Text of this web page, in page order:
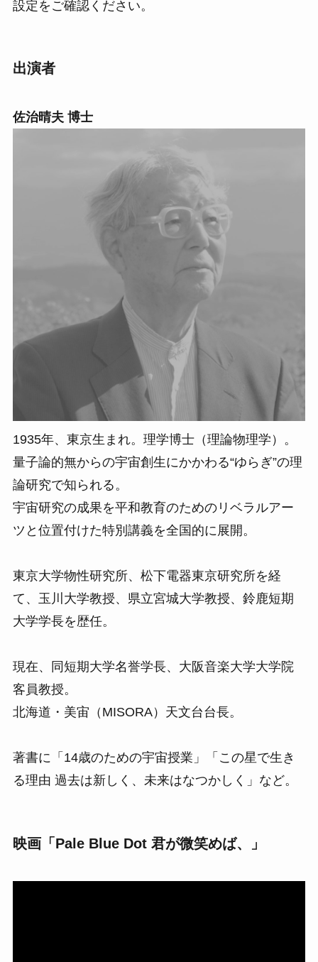
設定をご確認ください。
出演者
佐治晴夫 博士
1935年、東京生まれ。理学博士（理論物理学）。
量子論的無からの宇宙創生にかかわる“ゆらぎ”の理
論研究で知られる。
宇宙研究の成果を平和教育のためのリベラルアー
ツと位置付けた特別講義を全国的に展開。
東京大学物性研究所、松下電器東京研究所を経
て、玉川大学教授、県立宮城大学教授、鈴鹿短期
大学学長を歴任。
現在、同短期大学名誉学長、大阪音楽大学大学院
客員教授。
北海道・美宙（MISORA）天文台台長。
著書に「14歳のための宇宙授業」「この星で生き
る理由 過去は新しく、未来はなつかしく」など。
映画「Pale Blue Dot 君が微笑めば、」